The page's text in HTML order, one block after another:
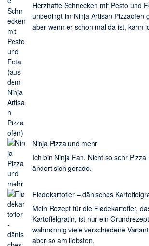
Herzhafte Schnecken mit Pesto und
unbedingt im Ninja Artisan Pizzaofen
aber wenn er schon mal da ist, kann
Ninja Pizza und mehr
Ich bin Ninja Fan. Nicht so sehr
ändert sich gerade.
Flødekartofler – dänisches
Mein Rezept für die Flødekartofler,
Kartoffelgratin, ist nur ein
wahnsinnig viele verschiedene
aber so am liebsten.